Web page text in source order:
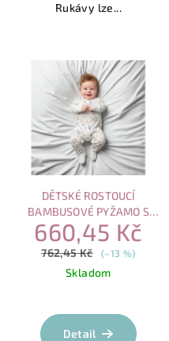
Rukávy lze...
DĚTSKÉ ROSTOUCÍ
BAMBUSOVÉ PYŽAMO S
MAGNETICKÝM ZAPÍNÁNÍM –
JEŽEK V LESE
660,45 Kč
762,45 Kč (–13 %)
Skladom
hodnocení
produktu
Detail